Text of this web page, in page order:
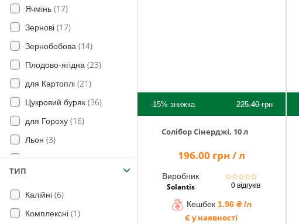
Ячмінь (17)
Зернові (17)
Зернобобова (14)
Плодово-ягідна (23)
для Картоплі (21)
Цукровий буряк (36)
для Гороху (16)
Льон (3)
для Сої(27)
для Цибулі (3)
ТИП
Калійні (6)
Комплексні (1)
-15% знижка 225.40грн
Солібор Сінерджі, 10 л
196.00 грн / л
Виробник
Solantis
☆☆☆☆☆
0 відгуків
Кешбек 1.96 ₴ /л
Є у наявності